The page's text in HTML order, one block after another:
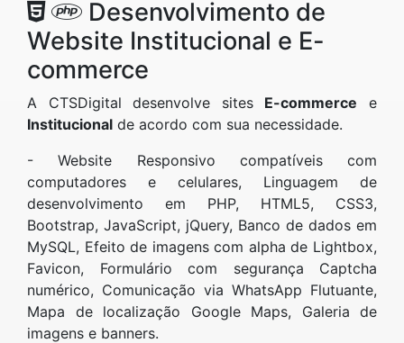
Desenvolvimento de
Website Institucional e E-
commerce
A CTSDigital desenvolve sites E-commerce e
Institucional de acordo com sua necessidade.
- Website Responsivo compatíveis com
computadores e celulares, Linguagem de
desenvolvimento em PHP, HTML5, CSS3,
Bootstrap, JavaScript, jQuery, Banco de dados em
MySQL, Efeito de imagens com alpha de Lightbox,
Favicon, Formulário com segurança Captcha
numérico, Comunicação via WhatsApp Flutuante,
Mapa de localização Google Maps, Galeria de
imagens e banners.